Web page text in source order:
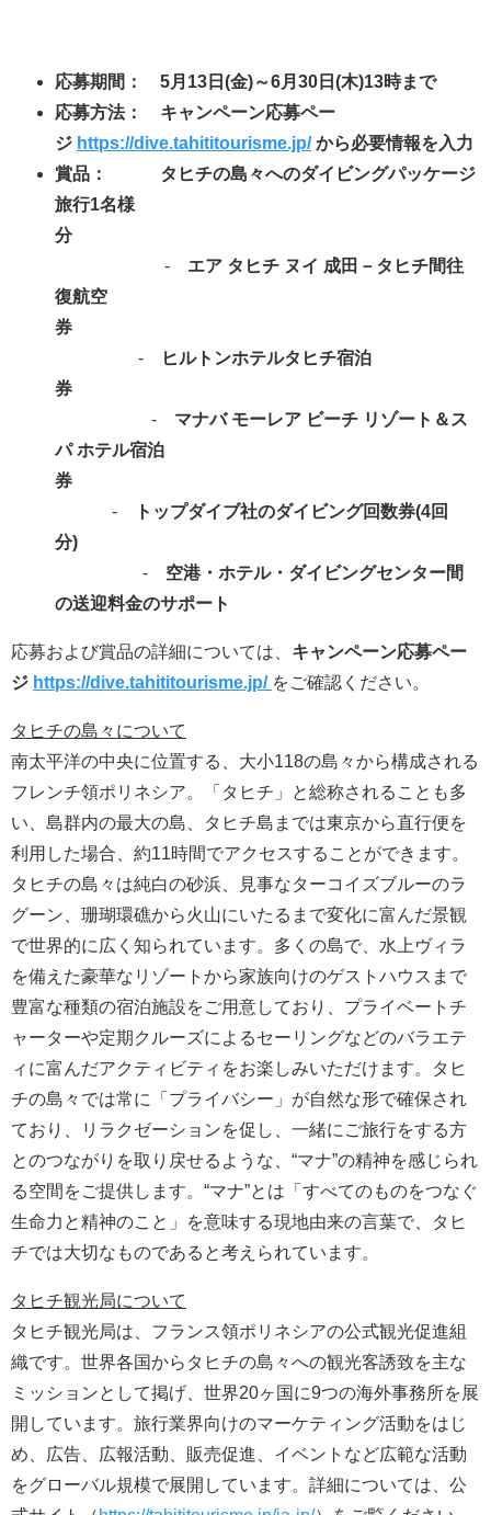
応募期間： 5月13日(金)～6月30日(木)13時まで
応募方法： キャンペーン応募ペー
ジ https://dive.tahititourisme.jp/から必要情報を入力
賞品： タヒチの島々へのダイビングパッケージ
旅行1名様
分
‐ エア タヒチ ヌイ 成田－タヒチ間往
復航空
券
‐
ヒルトンホテルタヒチ宿泊
券
‐ マナバ モーレア ビーチ リゾート＆ス
パ ホテル宿泊
券
‐
トップダイブ社のダイビング回数券(4回
分
‐ 空港・ホテル・ダイビングセンター間
の送迎料金のサポート
応募および賞品の詳細については、 キャンペーン応募ペー
ジ https://dive.tahititourisme.jp/ をご確認ください。
タヒチの島々について
南太平洋の中央に位置する、大小118の島々から構成される
フレンチ領ポリネシア。「タヒチ」と総称されることも多
い、島群内の最大の島、タヒチ島までは東京から直行便を
利用した場合、約11時間でアクセスすることができます。
タヒチの島々は純白の砂浜、見事なターコイズブルーのラ
グーン、珊瑚環礁から火山にいたるまで変化に富んだ景観
で世界的に広く知られています。多くの島で、水上ヴィラ
を備えた豪華なリゾートから家族向けのゲストハウスまで
豊富な種類の宿泊施設をご用意しており、プライベートチ
ャーターや定期クルーズによるセーリングなどのバラエテ
ィに富んだアクティビティをお楽しみいただけます。タヒ
チの島々では常に「プライバシー」が自然な形で確保され
ており、リラクゼーションを促し、一緒にご旅行をする方
とのつながりを取り戻せるような、“マナ”の精神を感じられ
る空間をご提供します。“マナ”とは「すべてのものをつなぐ
生命力と精神のこと」を意味する現地由来の言葉で、タヒ
チでは大切なものであると考えられています。
タヒチ観光局について
タヒチ観光局は、フランス領ポリネシアの公式観光促進組
織です。世界各国からタヒチの島々への観光客誘致を主な
ミッションとして掲げ、世界20ヶ国に9つの海外事務所を展
開しています。旅行業界向けのマーケティング活動をはじ
め、広告、広報活動、販売促進、イベントなど広範な活動
をグローバル規模で展開しています。詳細については、公